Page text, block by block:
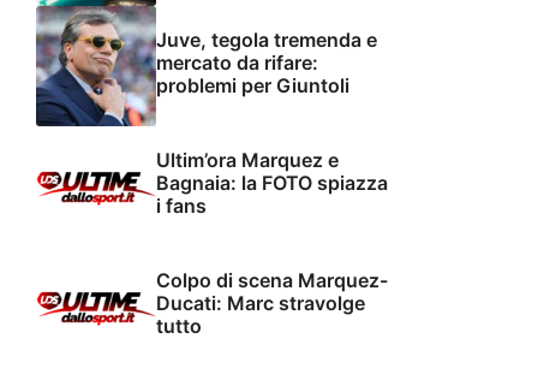
Juve, tegola tremenda e
mercato da rifare:
problemi per Giuntoli
Ultim’ora Marquez e
Bagnaia: la FOTO spiazza
i fans
Colpo di scena Marquez-
Ducati: Marc stravolge
tutto